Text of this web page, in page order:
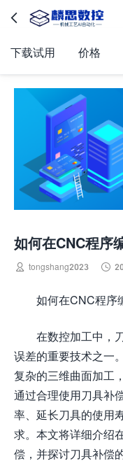

下载试用 价格
如何在CNC程序
 tongshang2023 
如何在CNC程序
在数控加工中，
误差的重要技术之一
复杂的三维曲面加工
通过合理使用刀具补
率、延长刀具的使用
求。本文将详细介绍
偿，并探讨刀具补偿